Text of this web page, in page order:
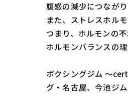
腹感の減少につながり
また、ストレスホル
つまり、ホルモンの
ホルモンバランスの
ボクシングジム ～
グ・名古屋、今池ジム